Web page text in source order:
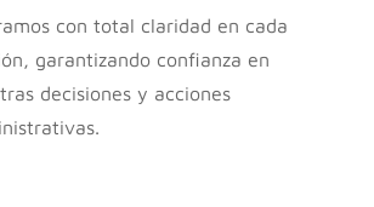
con total claridad en cada
garantizando confianza en
decisiones y acciones